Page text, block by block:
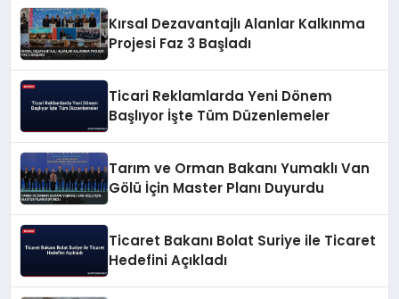
Kırsal Dezavantajlı Alanlar Kalkınma
Projesi Faz 3 Başladı
Ticari Reklamlarda Yeni Dönem
Başlıyor İşte Tüm Düzenlemeler
Tarım ve Orman Bakanı Yumaklı Van
Gölü İçin Master Planı Duyurdu
Ticaret Bakanı Bolat Suriye ile Ticaret
Hedefini Açıkladı